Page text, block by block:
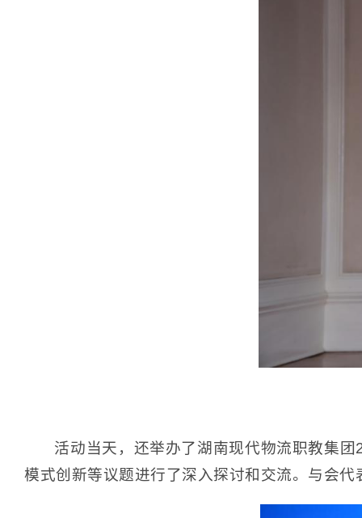
活动当天，还举办了湖南现代物流职教集
模式创新等议题进行了深入探讨和交流。与会